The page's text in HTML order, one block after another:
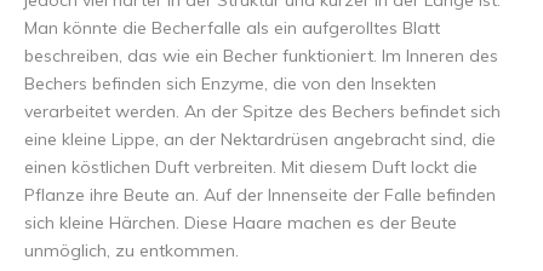
Man könnte die Becherfalle als ein aufgerolltes Blatt
beschreiben, das wie ein Becher funktioniert. Im Inneren des
Bechers befinden sich Enzyme, die von den Insekten
verarbeitet werden. An der Spitze des Bechers befindet sich
eine kleine Lippe, an der Nektardrüsen angebracht sind, die
einen köstlichen Duft verbreiten. Mit diesem Duft lockt die
Pflanze ihre Beute an. Auf der Innenseite der Falle befinden
sich kleine Härchen. Diese Haare machen es der Beute
unmöglich, zu entkommen.